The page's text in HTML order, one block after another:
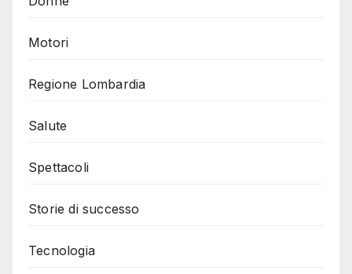
Motori
Regione Lombardia
Salute
Spettacoli
Storie di successo
Tecnologia